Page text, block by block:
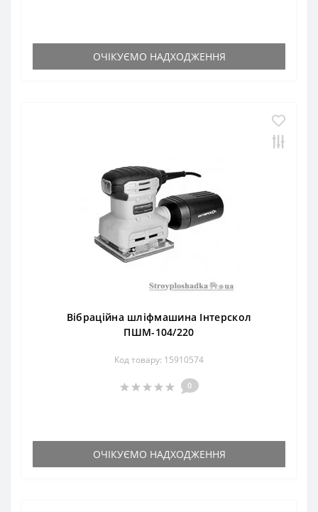
ОЧІКУЄМО НАДХОДЖЕННЯ
Вібраційна шліфмашина Інтерскол
ПШМ-104/220
Код товару: 15910574
0
ОЧІКУЄМО НАДХОДЖЕННЯ